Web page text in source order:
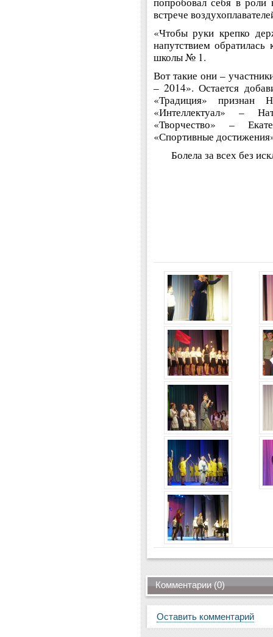
встрече
«Чтобы руки крепко
напутствием
школы № 1.
Вот такие они –
– 2014». Остается
«Традиция» признан
«Интеллектуал» –
«Творчество» –
«Спортивные
Болела за всех без
Комментарии (0)
Оставить комментарий